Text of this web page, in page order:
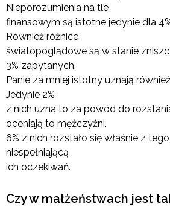
Nieporozumienia na tle
finansowym są istotne jedynie dla
Również różnice
światopoglądowe są w stanie
3% zapytanych.
Panie za mniej istotny uznają
Jedynie 2%
z nich uzna to za powód do
oceniają to mężczyźni.
6% z nich rozstało się właśnie z
niespełniającą
ich oczekiwań.
Czy w małżeństwach jest